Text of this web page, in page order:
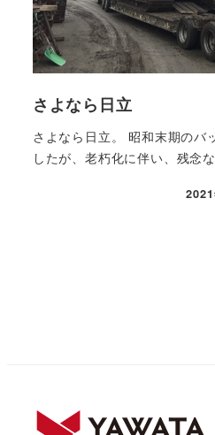
さよなら日立
さよなら日立。 昭和末期のバ
したが、老朽化に伴い、残念
投稿